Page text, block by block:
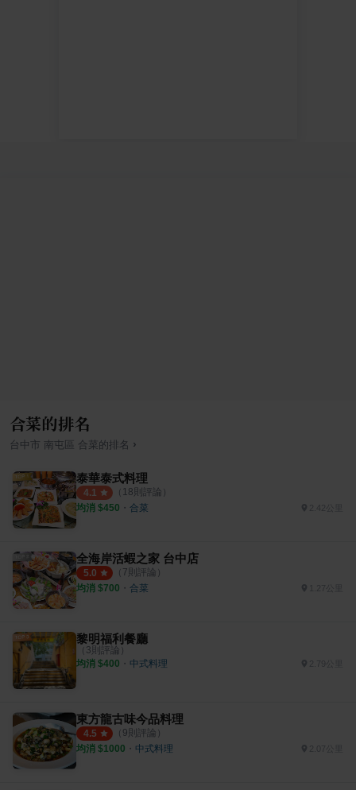
合菜的排名
台中市 南屯區 合菜 的排名 ›
泰華泰式料理
4.1 （ 18則評論）
均消 $450 ・ 合菜 2.42公里
全海岸活蝦之家 台中店
5.0 （ 7則評論）
均消 $700 ・ 合菜
黎明福利餐廳
（ 3則評論）
均消 $400 ・ 中式料理
東方龍古味今品料理
4.5 （ 9則評論）
均消 $1000 ・ 中式料理